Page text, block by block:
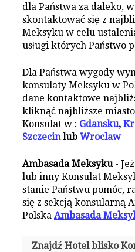
dla Państwa za daleko,
skontaktować się z
Meksyku w celu
usługi których Państwo
Dla Państwa wygody
konsulaty Meksyku w
dane kontaktowe
kliknąć najbliższe
Konsulat w : Gdansku,
SzczecinlubWroclaw
Ambasada Meksyku-
lub inny Konsulat
stanie Państwu pomóc,
się z sekcją konsularną
Polska Ambasada
Znajdź Hotel blisko